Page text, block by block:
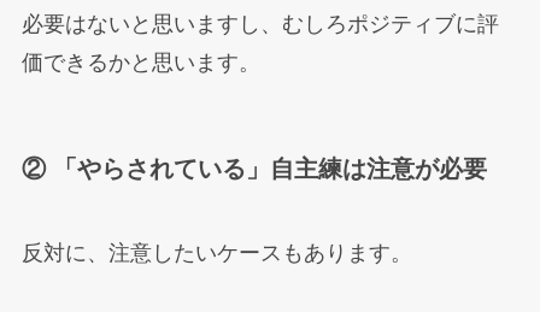
必要はないと思いますし、むしろポジティブに評
価できるかと思います。
② 「やらされている」自主練は注意が必要
反対に、注意したいケースもあります。